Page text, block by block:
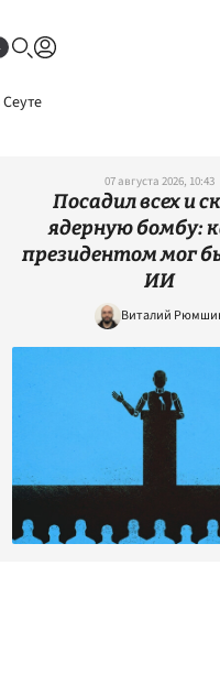
07 августа 2026, 10:43
Посадил всех и
ядерную бомбу:
президентом мог
ИИ
Виталий